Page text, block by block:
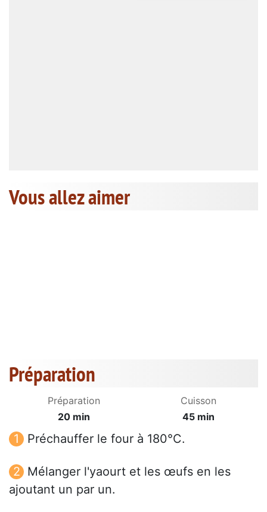
Vous allez aimer
Préparation
Préparation
20 min
Cuisson
45 min
Préchauffer le four à 180°C.
Mélanger l'yaourt et les œufs en les
ajoutant un par un.